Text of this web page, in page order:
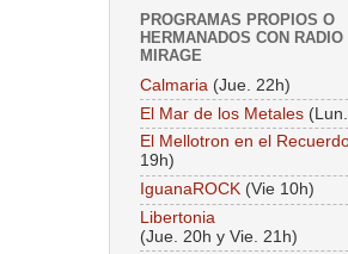
PROGRAMAS PROPIOS O
HERMANADOS CON RADIO
MIRAGE
Calmaria (Jue. 22h)
El Mar de los Metales
El Mellotron en el
19h)
IguanaROCK (Vie 10h)
Libertonia
(Jue. 20h y Vie. 21h)